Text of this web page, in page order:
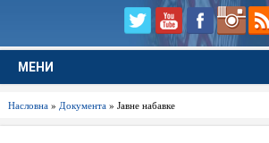
МЕНИ
Насловна» Документа» Јавне набавке